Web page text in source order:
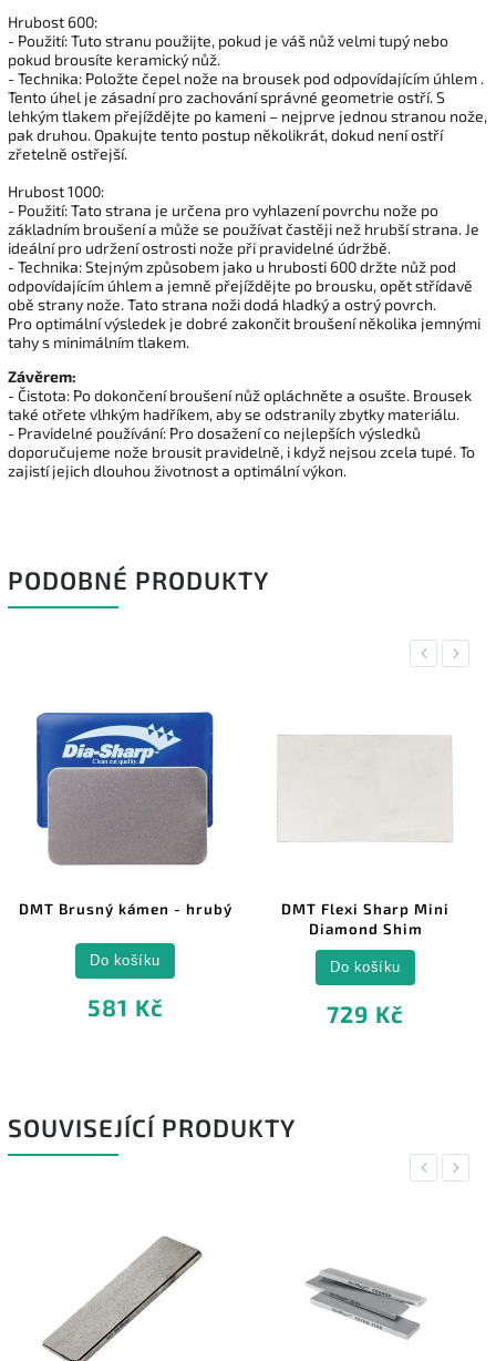
Hrubost 600:
- Použití: Tuto stranu použijte, pokud je váš nůž velmi tupý nebo
pokud brousíte keramický nůž.
- Technika: Položte čepel nože na brousek pod odpovídajícím úhlem .
Tento úhel je zásadní pro zachování správné geometrie ostří. S
lehkým tlakem přejíždějte po kameni – nejprve jednou stranou nože,
pak druhou. Opakujte tento postup několikrát, dokud není ostří
zřetelně ostřejší.
Hrubost 1000:
- Použití: Tato strana je určena pro vyhlazení povrchu nože po
základním broušení a může se používat častěji než hrubší strana. Je
ideální pro udržení ostrosti nože při pravidelné údržbě.
- Technika: Stejným způsobem jako u hrubosti 600 držte nůž pod
odpovídajícím úhlem a jemně přejíždějte po brousku, opět střídavě
obě strany nože. Tato strana noži dodá hladký a ostrý povrch.
Pro optimální výsledek je dobré zakončit broušení několika jemnými
tahy s minimálním tlakem.
Závěrem:
- Čistota: Po dokončení broušení nůž opláchněte a osušte. Brousek
také otřete vlhkým hadříkem, aby se odstranily zbytky materiálu.
- Pravidelné používání: Pro dosažení co nejlepších výsledků
doporučujeme nože brousit pravidelně, i když nejsou zcela tupé. To
zajistí jejich dlouhou životnost a optimální výkon.
PODOBNÉ PRODUKTY
Previous
DMT Brusný kámen - hrubý
581 Kč
Do košíku
DMT Flexi Sharp Mini
Diamond Shim
729 Kč
Do košíku
Next
SOUVISEJÍCÍ PRODUKTY
Previous
Next